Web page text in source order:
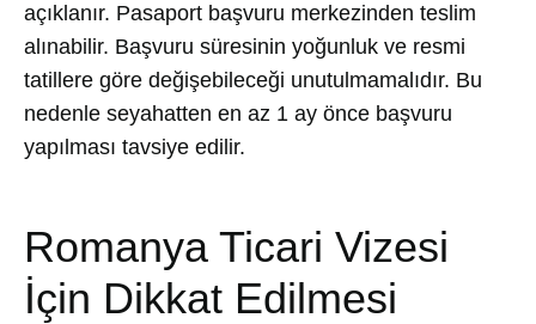
açıklanır. Pasaport başvuru merkezinden teslim
alınabilir. Başvuru süresinin yoğunluk ve resmi
tatillere göre değişebileceği unutulmamalıdır. Bu
nedenle seyahatten en az 1 ay önce başvuru
yapılması tavsiye edilir.
Romanya Ticari Vizesi
İçin Dikkat Edilmesi